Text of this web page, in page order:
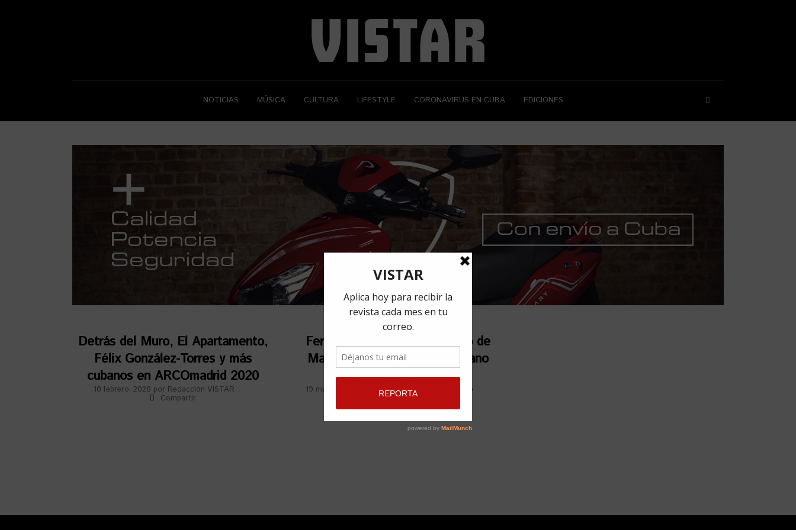
NOTICIAS MÚSICA CULTURA LIFESTYLE CORONAVIRUS EN CUBA EDICIONES
Detrás del Muro, El Apartamento,
Félix González-Torres y más
cubanos en ARCOmadrid 2020
10 febrero, 2020 por Redacción VISTAR
Compartir
Feria de Arte Contemporáneo de
Madrid 2020 dedicada al cubano
Félix González-Torres
19 marzo, 2019 Elaine Caballero Sabugueiro
Compartir